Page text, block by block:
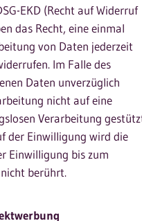
EKD (Recht auf Widerruf
das Recht, eine einmal
von Daten jederzeit
Im Falle des
Daten unverzüglich
nicht auf eine
Verarbeitung
der Einwilligung wird die
Einwilligung bis zum
berührt.